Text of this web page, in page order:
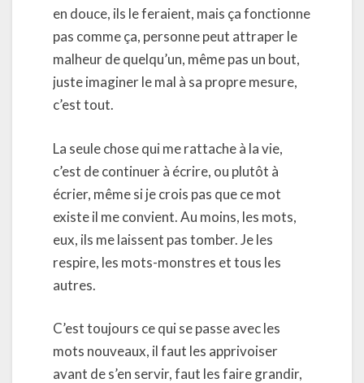
en douce, ils le feraient, mais ça fonctionne
pas comme ça, personne peut attraper le
malheur de quelqu’un, même pas un bout,
juste imaginer le mal à sa propre mesure,
c’est tout.
La seule chose qui me rattache à la vie,
c’est de continuer à écrire, ou plutôt à
écrier, même si je crois pas que ce mot
existe il me convient. Au moins, les mots,
eux, ils me laissent pas tomber. Je les
respire, les mots-monstres et tous les
autres.
C’est toujours ce qui se passe avec les
mots nouveaux, il faut les apprivoiser
avant de s’en servir, faut les faire grandir,